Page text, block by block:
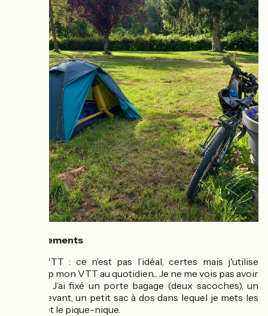
Equipements
J’ai un VTT : ce n’est pas l’idéal, certes mais j'utilise
beaucoup mon VTT au quotidien... Je ne me vois pas avoir
2 vélos ! J’ai fixé un porte bagage (deux sacoches), un
panier devant, un petit sac à dos dans lequel je mets les
papiers et le pique-nique.